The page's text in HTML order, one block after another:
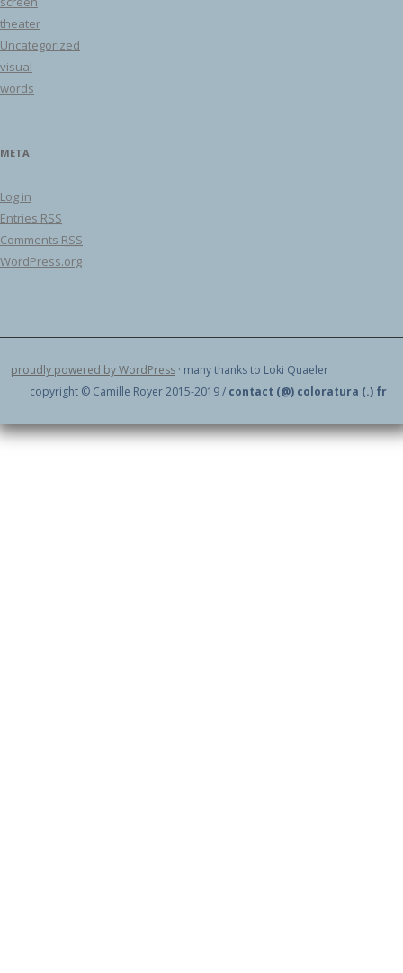
theater
Uncategorized
visual
words
META
Log in
Entries RSS
Comments RSS
WordPress.org
proudly powered by WordPress · many thanks to Loki Quaeler
copyright © Camille Royer 2015-2019 / contact (@) coloratura (.) fr